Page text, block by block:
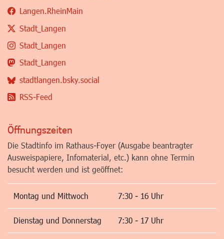
Langen.RheinMain
Stadt_Langen
Stadt_Langen
Stadt_Langen
stadtlangen.bsky.social
RSS-Feed
Öffnungszeiten
Die Stadtinfo im Rathaus-Foyer (Ausgabe beantragter
Ausweispapiere, Infomaterial, etc.) kann ohne Termin
besucht werden und ist geöffnet:
Montag und Mittwoch 7:30 - 16 Uhr
Dienstag und Donnerstag 7:30 - 17 Uhr